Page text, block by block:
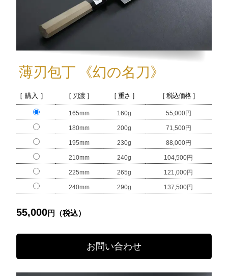
薄刃包丁 《幻の名刀》
［ 購入 ］ ［ 刃渡 ］ ［ 重さ ］ ［ 税込価格 ］
165mm 160g 55,000円
180mm 200g 71,500円
195mm 230g 88,000円
210mm 240g 104,500円
225mm 265g 121,000円
240mm 290g 137,500円
55,000円（税込）
お問い合わせ